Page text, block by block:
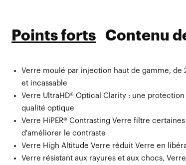
Points forts Contenu
Verre moulé par injection haut de gamme, de
et incassable
Verre UltraHD® Optical Clarity : une
qualité optique
Verre HiPER® Contrasting Verre filtre
d'améliorer le contraste
Verre High Altitude Verre réduit Verre en
Verre résistant aux rayures et aux chocs,
Verre de rechange Verre — compatible avec
Masque microfibre avec poche
Verre